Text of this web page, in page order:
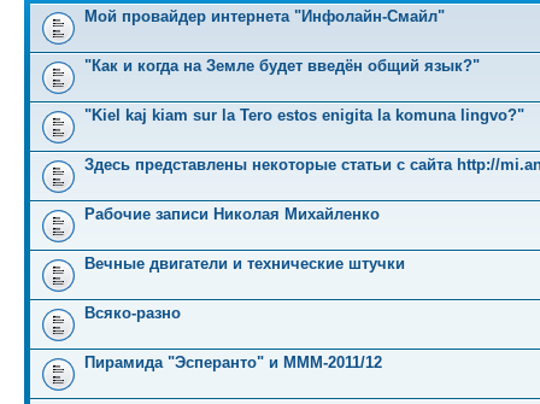
Мой провайдер интернета "Инфолайн-Смайл"
"Как и когда на Земле будет введён общий язык?"
"Kiel kaj kiam sur la Tero estos enigita la komuna lingvo?"
Здесь представлены некоторые статьи с сайта http://
Рабочие записи Николая Михайленко
Вечные двигатели и технические штучки
Всяко-разно
Пирамида "Эсперанто" и MMM-2011/12